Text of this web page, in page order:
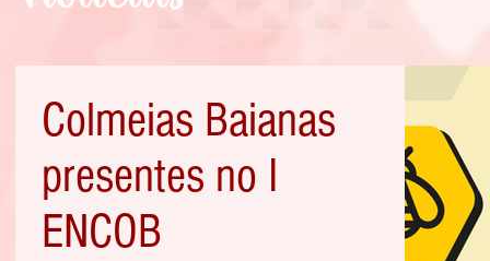
Colmeias Baianas
presentes no I
ENCOB